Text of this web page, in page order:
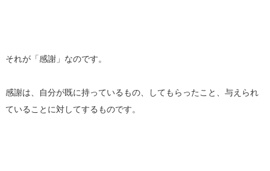
それが「感謝」なのです。
感謝は、自分が既に持っているもの、してもらったこと、与えられ
ていることに対してするものです。